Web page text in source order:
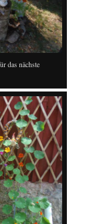
das nächste